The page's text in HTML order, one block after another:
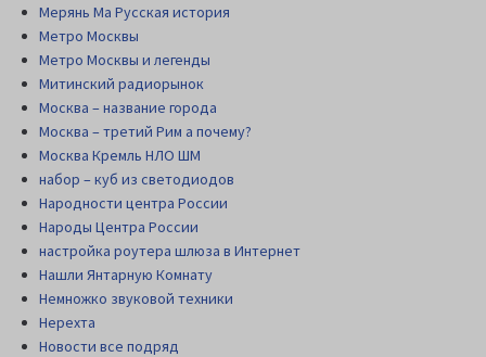
Мерянь Ма Русская история
Метро Москвы
Метро Москвы и легенды
Митинский радиорынок
Москва – название города
Москва – третий Рим а почему?
Москва Кремль НЛО ШМ
набор – куб из светодиодов
Народности центра России
Народы Центра России
настройка роутера шлюза в Интернет
Нашли Янтарную Комнату
Немножко звуковой техники
Нерехта
Новости все подряд